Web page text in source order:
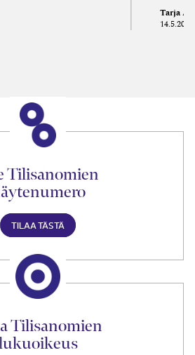
Tarja
14.5.2021
Tilisanomien
TILAA TÄSTÄ
Tilisanomien